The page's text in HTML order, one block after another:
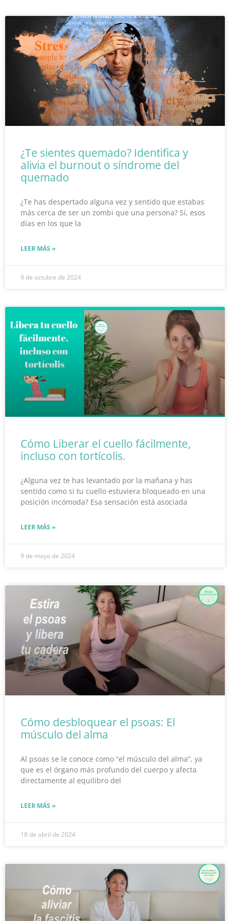
¿Te sientes quemado? Identifica y
alivia el burnout o síndrome del
quemado
¿Te has despertado alguna vez y sentido que estabas
más cerca de ser un zombi que una persona? Sí, esos
días en los que la
LEER MÁS »
9 de octubre de 2024
Cómo Liberar el cuello fácilmente,
incluso con tortícolis.
¿Alguna vez te has levantado por la mañana y has
sentido como si tu cuello estuviera bloqueado en una
posición incómoda? Esa sensación está asociada
LEER MÁS »
9 de mayo de 2024
Cómo desbloquear el psoas: El
músculo del alma
Al psoas se le conoce como “el músculo del alma”, ya
que es el órgano más profundo del cuerpo y afecta
directamente al equilibro del
LEER MÁS »
18 de abril de 2024
P
á
g
i
n
a
P
á
g
i
n
a
P
á
g
i
n
a
P
á
g
i
n
a
P
á
g
i
n
a